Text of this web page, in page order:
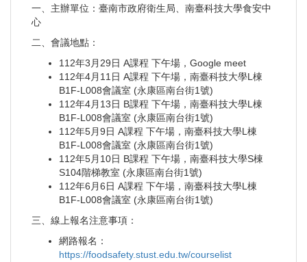
一、主辦單位：臺南市政府衛生局、南臺科技大學食安中
心
二、會議地點：
112年3月29日 A課程 下午場，Google meet
112年4月11日 A課程 下午場，南臺科技大學L棟
B1F-L008會議室 (永康區南台街1號)
112年4月13日 B課程 下午場，南臺科技大學L棟
B1F-L008會議室 (永康區南台街1號)
112年5月9日 A課程 下午場，南臺科技大學L棟
B1F-L008會議室 (永康區南台街1號)
112年5月10日 B課程 下午場，南臺科技大學S棟
S104階梯教室 (永康區南台街1號)
112年6月6日 A課程 下午場，南臺科技大學L棟
B1F-L008會議室 (永康區南台街1號)
三、線上報名注意事項：
網路報名：
https://foodsafety.stust.edu.tw/courselist